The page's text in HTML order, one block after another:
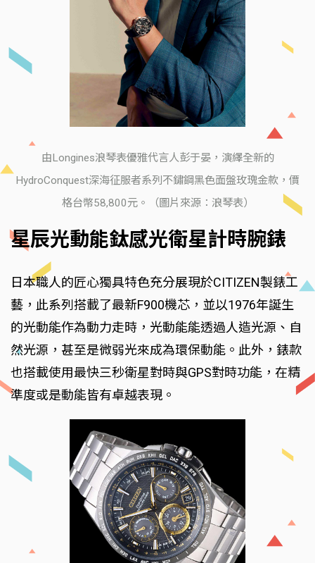
由Longines浪琴表優雅代言人彭于晏，演繹全新的
HydroConquest深海征服者系列不鏽鋼黑色面盤玫瑰金款，價
格台幣58,800元。（圖片來源：浪琴表）
星辰光動能鈦感光衛星計時腕錶
日本職人的匠心獨具特色充分展現於CITIZEN製錶工
藝，此系列搭載了最新F900機芯，並以1976年誕生
的光動能作為動力走時，光動能能透過人造光源、自
然光源，甚至是微弱光來成為環保動能。此外，錶款
也搭載使用最快三秒衛星對時與GPS對時功能，在精
準度或是動能皆有卓越表現。